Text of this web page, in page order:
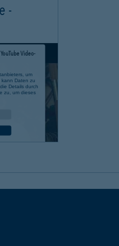
-
Video-
um
Daten zu
Details durch
zu, um dieses
Platform